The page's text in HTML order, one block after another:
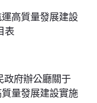
高質量發展建設
表